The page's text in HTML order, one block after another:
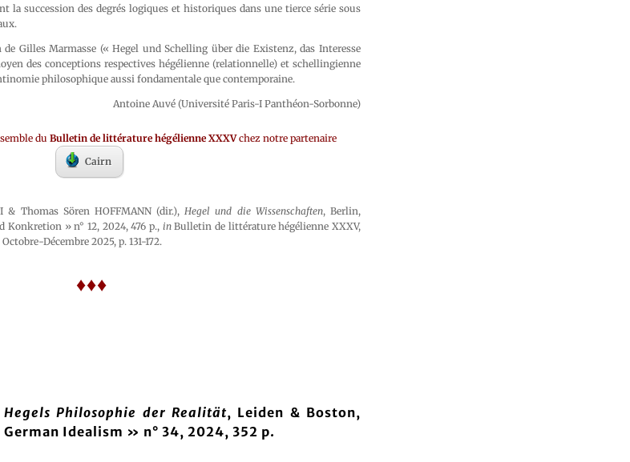
la succession des degrés logiques et historiques dans une tierce série sous
Gilles Marmasse (« Hegel und Schelling über die Existenz, das Interesse
des conceptions respectives hégélienne (relationnelle) et schellingienne
philosophique aussi fondamentale que contemporaine.
Antoine Auvé (Université Paris-I Panthéon-Sorbonne)
du Bulletin de littérature hégélienne XXXVchez notre partenaire
Cairn
Thomas Sören HOFFMANN (dir.),Hegel und die Wissenschaften, Berlin,
» n° 12, 2024, 476 p., inBulletin de littérature hégélienne XXXV,
Décembre 2025, p. 131-172.
♦♦♦
Hegels Philosophie der Realität, Leiden & Boston,
Idealism » n° 34, 2024, 352 p.